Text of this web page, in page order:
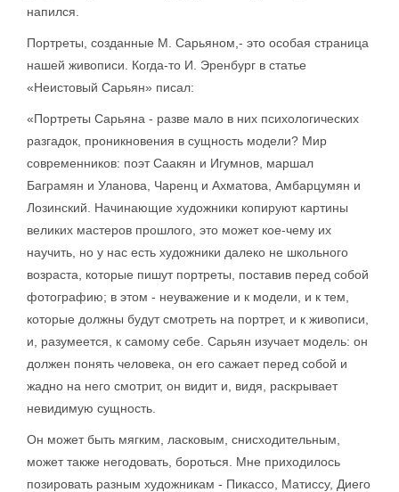
напился.
Портреты, созданные М. Сарьяном,- это особая страница
нашей живописи. Когда-то И. Эренбург в статье
«Неистовый Сарьян» писал:
«Портреты Сарьяна - разве мало в них психологических
разгадок, проникновения в сущность модели? Мир
современников: поэт Саакян и Игумнов, маршал
Баграмян и Уланова, Чаренц и Ахматова, Амбарцумян и
Лозинский. Начинающие художники копируют картины
великих мастеров прошлого, это может кое-чему их
научить, но у нас есть художники далеко не школьного
возраста, которые пишут портреты, поставив перед собой
фотографию; в этом - неуважение и к модели, и к тем,
которые должны будут смотреть на портрет, и к живописи,
и, разумеется, к самому себе. Сарьян изучает модель: он
должен понять человека, он его сажает перед собой и
жадно на него смотрит, он видит и, видя, раскрывает
невидимую сущность.
Он может быть мягким, ласковым, снисходительным,
может также негодовать, бороться. Мне приходилось
позировать разным художникам - Пикассо, Матиссу, Диего